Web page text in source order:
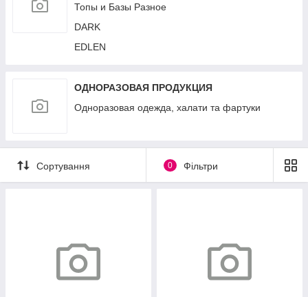
Топы и Базы Разное
DARK
EDLEN
ОДНОРАЗОВАЯ ПРОДУКЦИЯ
Одноразовая одежда, халати та фартуки
Сортування 0 Фільтри